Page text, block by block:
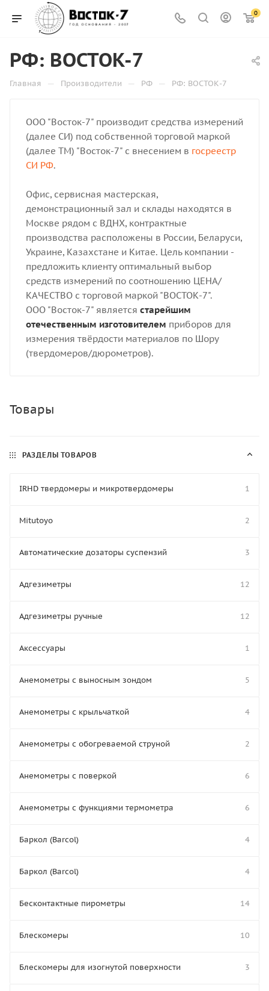
0
РФ: ВОСТОК-7
Главная — Производители — РФ — РФ: ВОСТОК-7
ООО "Восток-7" производит средства измерений
(далее СИ) под собственной торговой маркой
(далее ТМ) "Восток-7" с внесением в госреестр
СИ РФ.
Офис, сервисная мастерская,
демонстрационный зал и склады находятся в
Москве рядом с ВДНХ, контрактные
производства расположены в России, Беларуси,
Украине, Казахстане и Китае. Цель компании -
предложить клиенту оптимальный выбор
средств измерений по соотношению ЦЕНА/
КАЧЕСТВО с торговой маркой "ВОСТОК-7".
ООО "Восток-7" является старейшим
отечественным изготовителем приборов для
измерения твёрдости материалов по Шору
(твердомеров/дюрометров).
Товары
РАЗДЕЛЫ ТОВАРОВ
IRHD твердомеры и микротвердомеры 1
Mitutoyo 2
Автоматические дозаторы суспензий 3
Адгезиметры 12
Адгезиметры ручные 12
Аксессуары 1
Анемометры с выносным зондом 5
Анемометры с крыльчаткой 4
Анемометры с обогреваемой струной 2
Анемометры с поверкой 6
Анемометры с функциями термометра 6
Баркол (Barcol) 4
Баркол (Barcol) 4
Бесконтактные пирометры 14
Блескомеры 10
Блескомеры для изогнутой поверхности 3